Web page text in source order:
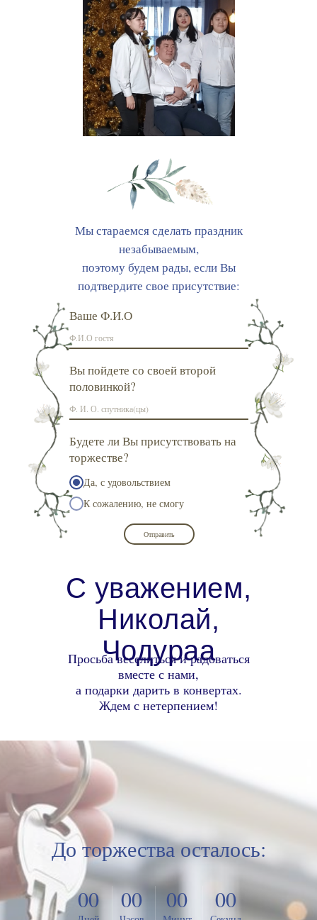
Просьба веселиться и радоваться
вместе с нами,
а подарки дарить в конвертах.
Ждем с нетерпением!
Мы стараемся сделать праздник
незабываемым,
поэтому будем рады, если Вы
подтвердите свое присутствие:
Ваше Ф.И.О
Вы пойдете со своей второй
половинкой?
Будете ли Вы присутствовать на
торжестве?
Да, с удовольствием
К сожалению, не смогу
Отправить
С уважением,
Николай,
Чодураа
До торжества осталось:
00
00 00 00